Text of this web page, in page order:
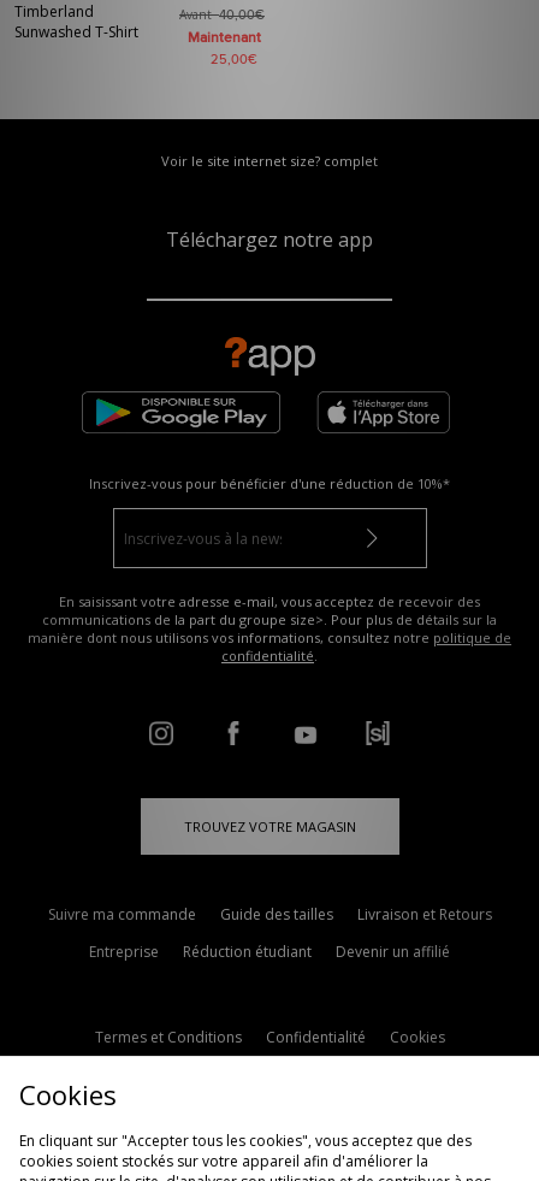
Timberland
Sunwashed T-Shirt
Avant40,00€
Maintenant
25,00€
Voir le site internet size? complet
Téléchargez notre app
Inscrivez-vous pour bénéficier d'une réduction de 10%*
En saisissant votre adresse e-mail, vous acceptez de recevoir des
communications de la part du groupe size>. Pour plus de détails sur la
manière dont nous utilisons vos informations, consultez notre politique de
confidentialité.
TROUVEZ VOTRE MAGASIN
Suivre ma commande Guide des tailles
Livraison et Retours
Entreprise
Réduction étudiant Devenir un affilié
Termes et Conditions Confidentialité
Cookies
Politique d'avis en ligne
Cookies
En cliquant sur "Accepter tous les cookies", vous acceptez que des
cookies soient stockés sur votre appareil afin d'améliorer la